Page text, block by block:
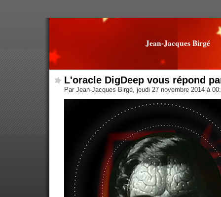
Jean-Jacques Birgé
L'oracle DigDeep vous répond
Par Jean-Jacques Birgé, jeudi 27 novembre 2014 à